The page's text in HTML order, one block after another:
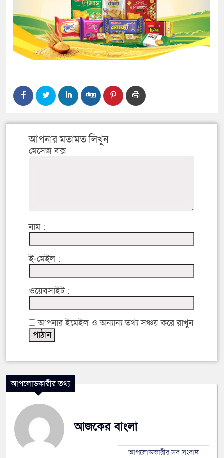
আপনার মতামত লিখুন
মেসেজ বক্স
নাম :
ই-মেইল :
ওয়েবসাইট :
আপনার ইমেইল ও অন্যান্য তথ্য সঞ্চয় করে রাখুন
আপলোডকারীর তথ্য
আজকের বাংলা
আপলোডকারীর সব সংবাদ